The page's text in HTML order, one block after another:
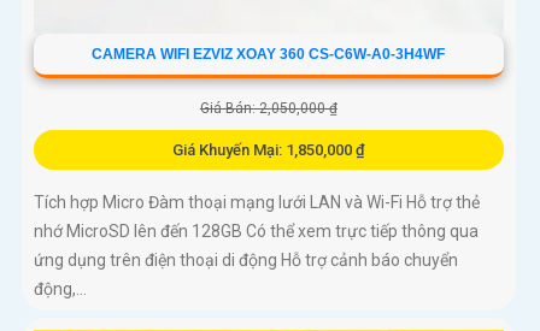
CAMERA WIFI EZVIZ XOAY 360 CS-C6W-A0-3H4WF
Giá Bán: 2,050,000 ₫
Giá Khuyến Mại: 1,850,000 ₫
Tích hợp Micro Đàm thoại mạng lưới LAN và Wi-Fi Hỗ trợ thẻ
nhớ MicroSD lên đến 128GB Có thể xem trực tiếp thông qua
ứng dụng trên điện thoại di động Hỗ trợ cảnh báo chuyển
động,...